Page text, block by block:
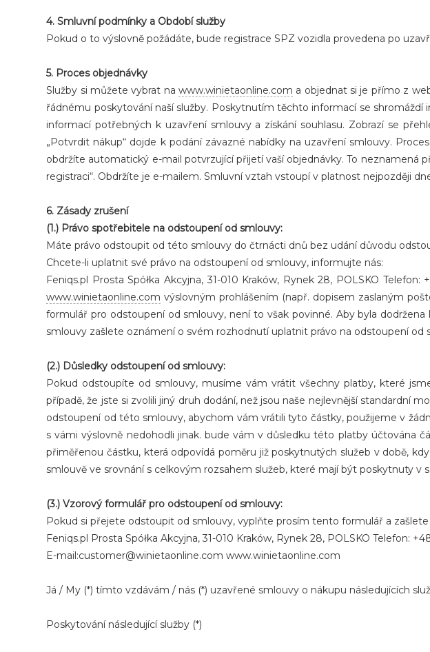
4. Smluvní podmínky a Období služby
Pokud o to výslovně požádáte, bude registrace SPZ vozidla provedena po
5. Proces objednávky
Služby si můžete vybrat na www.winietaonline.com a objednat si je přímo z
řádnému poskytování naší služby. Poskytnutím těchto informací se
informací potřebných k uzavření smlouvy a získání souhlasu. Zobrazí se
„Potvrdit nákup“ dojde k podání závazné nabídky na uzavření smlouvy.
obdržíte automatický e-mail potvrzující přijetí vaší objednávky. To neznamená
registraci“. Obdržíte je e-mailem. Smluvní vztah vstoupí v platnost nejpozději
6. Zásady zrušení
(1.) Právo spotřebitele na odstoupení od smlouvy:
Máte právo odstoupit od této smlouvy do čtrnácti dnů bez udání důvodu
Chcete-li uplatnit své právo na odstoupení od smlouvy, informujte nás:
Feniqs.pl Prosta Spółka Akcyjna, 31-010 Kraków, Rynek 28, POLSKO
www.winietaonline.com výslovným prohlášením (např. dopisem zaslaným
formulář pro odstoupení od smlouvy, není to však povinné. Aby byla
smlouvy zašlete oznámení o svém rozhodnutí uplatnit právo na odstoupení od
(2.) Důsledky odstoupení od smlouvy:
Pokud odstoupíte od smlouvy, musíme vám vrátit všechny platby, které
případě, že jste si zvolili jiný druh dodání, než jsou naše nejlevnější standardní
odstoupení od této smlouvy, abychom vám vrátili tyto částky, použijeme v
s vámi výslovně nedohodli jinak. bude vám v důsledku této platby účtována
přiměřenou částku, která odpovídá poměru již poskytnutých služeb v době,
smlouvě ve srovnání s celkovým rozsahem služeb, které mají být poskytnuty
(3.) Vzorový formulář pro odstoupení od smlouvy:
Pokud si přejete odstoupit od smlouvy, vyplňte prosím tento formulář a zašlete
Feniqs.pl Prosta Spółka Akcyjna, 31-010 Kraków, Rynek 28, POLSKO Telefon:
E-mail:customer@winietaonline.com www.winietaonline.com
Já / My (*) tímto vzdávám / nás (*) uzavřené smlouvy o nákupu následujících
Poskytování následující služby (*)